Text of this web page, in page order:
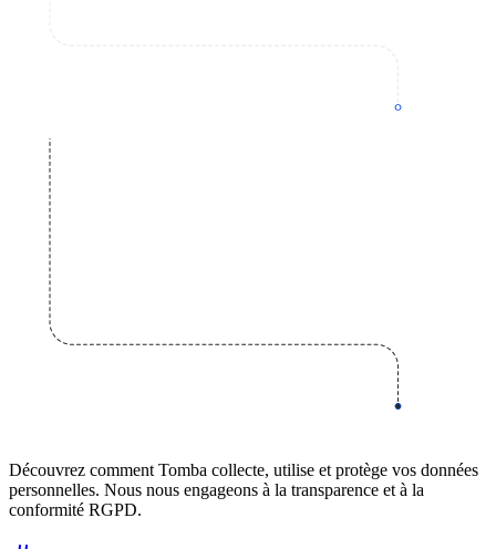
Découvrez comment Tomba collecte, utilise et protège vos données
personnelles. Nous nous engageons à la transparence et à la
conformité RGPD.